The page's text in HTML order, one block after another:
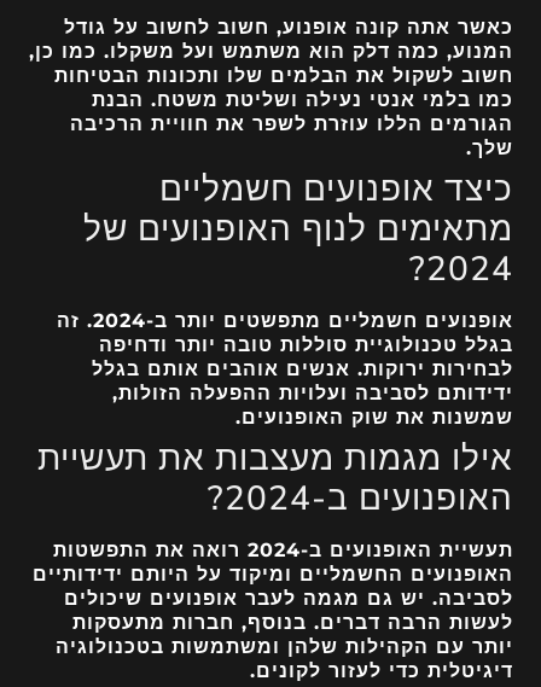
כאשר אתה קונה אופנוע, חשוב לחשוב על גודל
המנוע, כמה דלק הוא משתמש ועל משקלו. כמו כן,
חשוב לשקול את הבלמים שלו ותכונות הבטיחות
כמו בלמי אנטי נעילה ושליטת משטח. הבנת
הגורמים הללו עוזרת לשפר את חוויית הרכיבה
שלך.
כיצד אופנועים חשמליים
מתאימים לנוף האופנועים של
2024?
אופנועים חשמליים מתפשטים יותר ב-2024. זה
בגלל טכנולוגיית סוללות טובה יותר ודחיפה
לבחירות ירוקות. אנשים אוהבים אותם בגלל
ידידותם לסביבה ועלויות ההפעלה הזולות,
שמשנות את שוק האופנועים.
אילו מגמות מעצבות את תעשיית
האופנועים ב-2024?
תעשיית האופנועים ב-2024 רואה את התפשטות
האופנועים החשמליים ומיקוד על היותם ידידותיים
לסביבה. יש גם מגמה לעבר אופנועים שיכולים
לעשות הרבה דברים. בנוסף, חברות מתעסקות
יותר עם הקהילות שלהן ומשתמשות בטכנולוגיה
דיגיטלית כדי לעזור לקונים.